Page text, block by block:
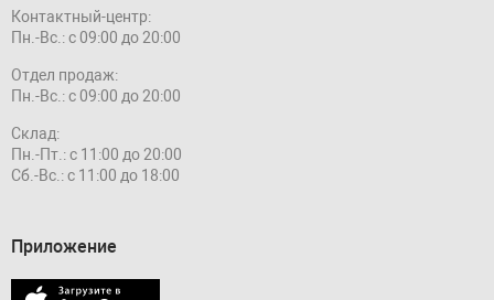
Контактный-центр:
Пн.-Вс.: с 09:00 до 20:00
Отдел продаж:
Пн.-Вс.: с 09:00 до 20:00
Склад:
Пн.-Пт.: с 11:00 до 20:00
Сб.-Вс.: с 11:00 до 18:00
Приложение